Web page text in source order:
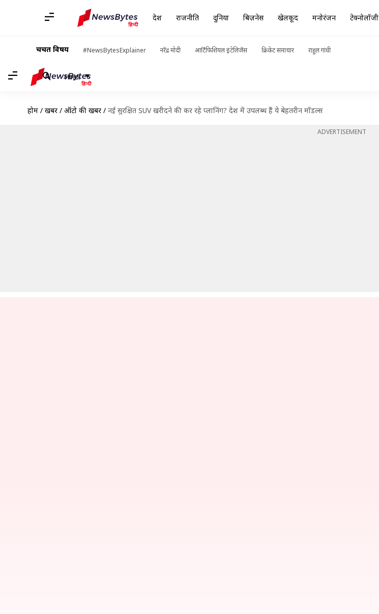
देश राजनीति दुनिया बिज़नेस खेलकूद मनोरंजन टेक्नोलॉजी
चर्चित विषय #NewsBytesExplainer नरेंद्र मोदी आर्टिफिशियल इंटेलिजेंस क्रिकेट समाचार राहुल गांधी
Hindi
होम / खबरें / ऑटो की खबरें / नई सुरक्षित SUV खरीदने की कर रहे प्लानिंग? देश में उपलब्ध हैं ये बेहतरीन मॉडल्स
ADVERTISEMENT